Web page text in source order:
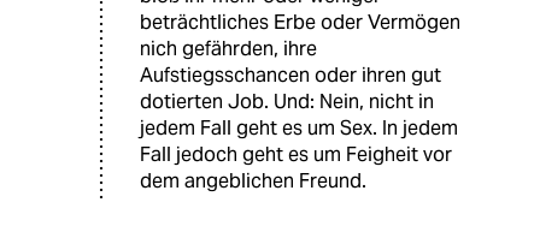
beträchtliches Erbe oder Vermögen
nich gefährden, ihre
Aufstiegsschancen oder ihren gut
dotierten Job. Und: Nein, nicht in
jedem Fall geht es um Sex. In jedem
Fall jedoch geht es um Feigheit vor
dem angeblichen Freund.